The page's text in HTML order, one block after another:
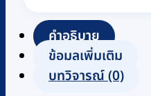
ปากกา
เจาะ
น้ำตาล
คำอธิบาย
ข้อมูลเพิ่มเติม
บทวิจารณ์ (0)